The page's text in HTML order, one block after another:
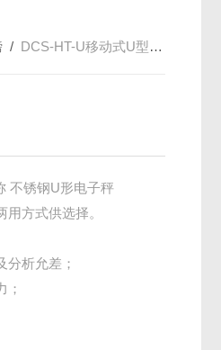
/ DCS-HT-U移动式U型电子磅秤
不锈钢U形电子秤
方式供选择。
分析允差；
；